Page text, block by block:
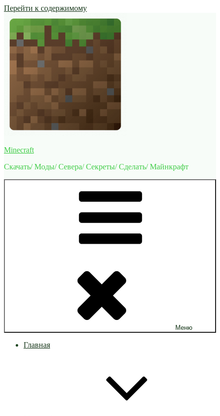
Перейти к содержимому
Minecraft
Скачать/ Моды/ Севера/ Секреты/ Сделать/ Майнкрафт
Меню
Главная